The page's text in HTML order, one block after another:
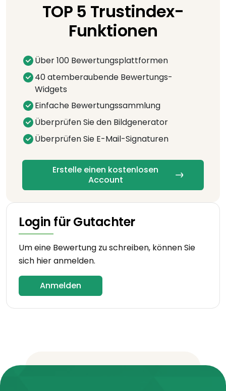
TOP 5 Trustindex-
Funktionen
Über 100 Bewertungsplattformen
40 atemberaubende Bewertungs-
Widgets
Einfache Bewertungssammlung
Überprüfen Sie den Bildgenerator
Überprüfen Sie E-Mail-Signaturen
Erstelle einen kostenlosen
Account
Login für Gutachter
Um eine Bewertung zu schreiben, können Sie
sich hier anmelden.
Anmelden